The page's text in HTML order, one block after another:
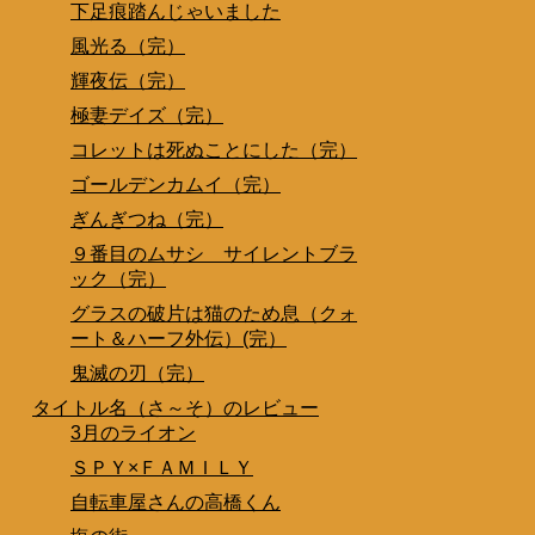
下足痕踏んじゃいました
風光る（完）
輝夜伝（完）
極妻デイズ（完）
コレットは死ぬことにした（完）
ゴールデンカムイ（完）
ぎんぎつね（完）
９番目のムサシ サイレントブラ
ック（完）
グラスの破片は猫のため息（クォ
ート＆ハーフ外伝）(完）
鬼滅の刃（完）
タイトル名（さ～そ）のレビュー
3月のライオン
ＳＰＹ×ＦＡＭＩＬＹ
自転車屋さんの高橋くん